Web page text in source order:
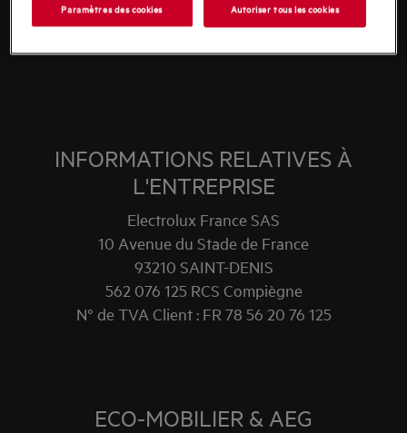
En savoir plus
INFORMATIONS RELATIVES À
L'ENTREPRISE
Electrolux France SAS
10 Avenue du Stade de France
93210 SAINT-DENIS
562 076 125 RCS Compiègne
N° de TVA Client : FR 78 56 20 76 125
ECO-MOBILIER & AEG
Paramètres des cookies Autoriser tous les cookies